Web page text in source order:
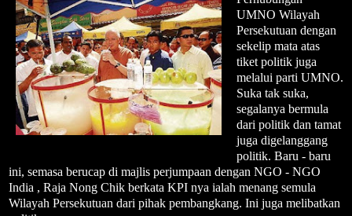
UMNO Wilayah
Persekutuan dengan
sekelip mata atas
tiket politik juga
melalui parti UMNO.
Suka tak suka,
segalanya bermula
dari politik dan tamat
juga digelanggang
politik. Baru - baru
ini, semasa berucap di majlis perjumpaan dengan NGO - NGO
India , Raja Nong Chik berkata KPI nya ialah menang semula
Wilayah Persekutuan dari pihak pembangkang. Ini juga melibatkan